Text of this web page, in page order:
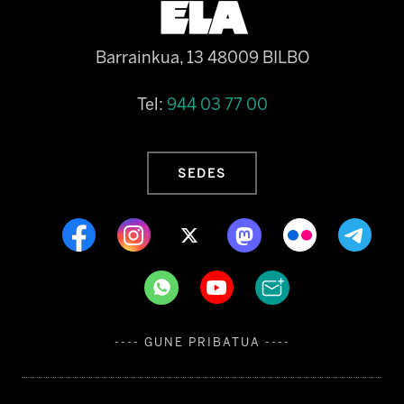
Barrainkua, 13 48009 BILBO
Tel: 944 03 77 00
SEDES
---- GUNE PRIBATUA ----